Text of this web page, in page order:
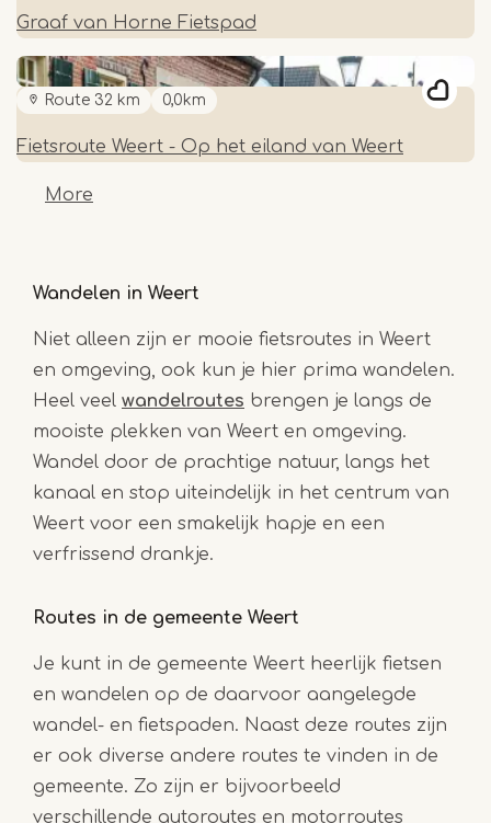
Graaf van Horne Fietspad
Route 32 km 0,0km
Fietsroute Weert - Op het eiland van Weert
More
Wandelen in Weert
Niet alleen zijn er mooie fietsroutes in Weert
en omgeving, ook kun je hier prima wandelen.
Heel veel wandelroutes brengen je langs de
mooiste plekken van Weert en omgeving.
Wandel door de prachtige natuur, langs het
kanaal en stop uiteindelijk in het centrum van
Weert voor een smakelijk hapje en een
verfrissend drankje.
Routes in de gemeente Weert
Je kunt in de gemeente Weert heerlijk fietsen
en wandelen op de daarvoor aangelegde
wandel- en fietspaden. Naast deze routes zijn
er ook diverse andere routes te vinden in de
gemeente. Zo zijn er bijvoorbeeld
verschillende autoroutes en motorroutes